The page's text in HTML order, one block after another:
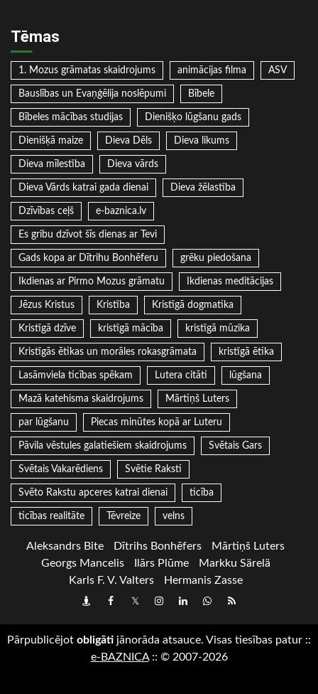
Tēmas
1. Mozus grāmatas skaidrojums animācijas filma ASV
Bauslības un Evaņģēlija noslēpumi Bībele
Bībeles mācības studijas Dienišķo lūgšanu gads
Dienišķā maize Dieva Dēls Dieva likums
Dieva mīlestība Dieva vārds
Dieva Vārds katrai gada dienai Dieva žēlastība
Dzīvības ceļš e-baznica.lv
Es gribu dzīvot šīs dienas ar Tevi
Gads kopa ar Dītrihu Bonhēferu grēku piedošana
Ikdienas ar Pirmo Mozus grāmatu Ikdienas meditācijas
Jēzus Kristus Kristība Kristīgā dogmatika
Kristīgā dzīve kristīgā mācība kristīgā mūzika
Kristīgās ētikas un morāles rokasgrāmata kristīgā ētika
Lasāmviela ticības spēkam Lutera citāti lūgšana
Mazā katehisma skaidrojums Mārtiņš Luters
par lūgšanu Piecas minūtes kopā ar Luteru
Pāvila vēstules galatiešiem skaidrojums Svētais Gars
Svētais Vakarēdiens Svētie Raksti
Svēto Rakstu apceres katrai dienai ticība
ticības realitāte Tēvreize velns
Aleksandrs Bite Dītrihs Bonhēfers
Mārtiņš Luters
Georgs Mancelis
Ilārs Plūme
Markku Särelä
Karls F. V. Valters
Hermanis Zasse
DraugiemFacebook
TwitterInstagram
LinkedInwhatsapp
RSS
Pārpublicējot obligāti jānorāda atsauce. Visas tiesības patur ::
e-BAZNICA:: © 2007-2026